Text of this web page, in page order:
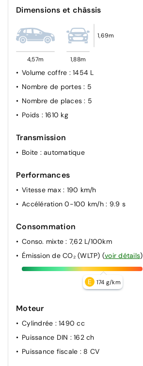
Dimensions et châssis
4,57m 1,88m
1,69m
Volume coffre : 1454 L
Nombre de portes: 5
Nombre de places: 5
Poids : 1610 kg
Transmission
Boite : automatique
Performances
Vitesse max : 190 km/h
Accélération 0-100 km/h : 9.9 s
Consommation
Conso. mixte: 7,62 L/100km
Émission de CO₂ (WLTP) (voir détails)
E 174 g/km
Moteur
Cylindrée : 1490 cc
Puissance DIN : 162 ch
Puissance fiscale : 8 CV